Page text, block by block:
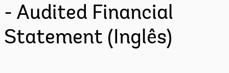
- Audited Financial
Statement (Inglês)